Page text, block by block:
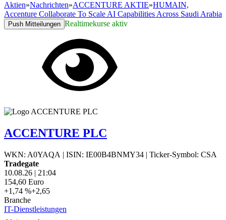
Aktien»Nachrichten»ACCENTURE AKTIE»HUMAIN,
Accenture Collaborate To Scale AI Capabilities Across Saudi Arabia
Push Mitteilungen Realtimekurse aktiv
ACCENTURE PLC
WKN: A0YAQA | ISIN: IE00B4BNMY34 | Ticker-Symbol: CSA
Tradegate
10.08.26 | 21:04
154,60 Euro
+1,74 %+2,65
Branche
IT-Dienstleistungen